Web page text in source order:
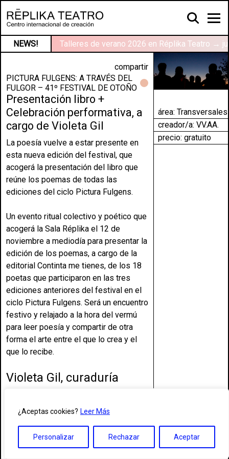
¿Aceptas cookies? Leer Más
Personalizar Rechazar Aceptar
NEWS! Talleres de verano 2026 en Réplika Teatro →
compartir
PICTURA FULGENS: A TRAVÉS DEL
FULGOR – 41º FESTIVAL DE OTOÑO
Presentación libro +
Celebración performativa, a
cargo de Violeta Gil
La poesía vuelve a estar presente en
esta nueva edición del festival, que
acogerá la presentación del libro que
reúne los poemas de todas las
ediciones del ciclo Pictura Fulgens.
Un evento ritual colectivo y poético que
acogerá la Sala Réplika el 12 de
noviembre a mediodía para presentar la
edición de los poemas, a cargo de la
editorial Continta me tienes, de los 18
poetas que participaron en las tres
ediciones anteriores del festival en el
ciclo Pictura Fulgens. Será un encuentro
festivo y relajado a la hora del vermú
para leer poesía y compartir de otra
forma el arte entre el que lo crea y el
que lo recibe.
Violeta Gil, curaduría
volvemos más temprano a casa, los
suerte, empieza el festival. Desde hace
poetas del país a unirse a la
área:Transversales
creador/a: VV.AA.
precio: gratuito